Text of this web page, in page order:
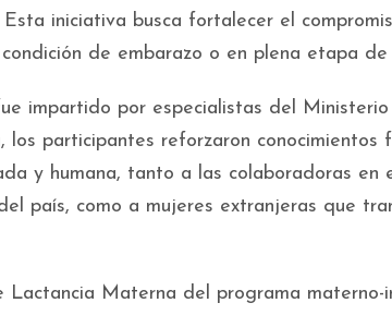
iniciativa busca fortalecer el
de embarazo o en plena etapa de
impartido por especialistas del
participantes reforzaron conocimientos
y humana, tanto a las colaboradoras en
país, como a mujeres extranjeras que
Materna del programa materno-